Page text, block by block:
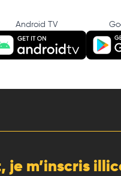
Android TV
je m’inscris